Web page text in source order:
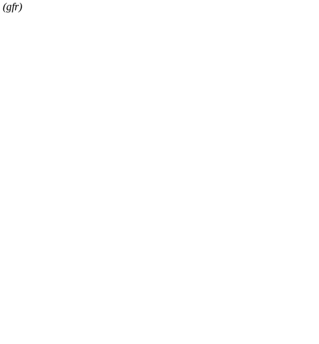
(gfr)